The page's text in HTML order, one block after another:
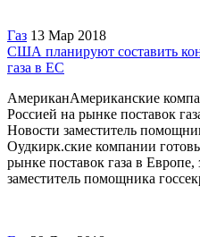
Газ 13 Мар 2018
США планируют составить
газа в ЕС‍
АмериканАмериканские
Россией на рынке поставок
Новости заместитель
Оудкирк.ские компании
рынке поставок газа в
заместитель помощника